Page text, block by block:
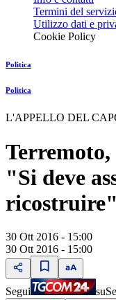
Termini del
Utilizzo dati e
Cookie Policy
Politica
Politica
L'APPELLO DEL
"Si deve
ricostruire"
30 Ott 2016 - 15:00
30 Ott 2016 - 15:00
Segui su